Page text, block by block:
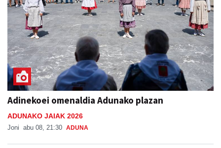
Adinekoei omenaldia Adunako plazan
ADUNAKO JAIAK 2026
Joni abu 08, 21:30 ADUNA